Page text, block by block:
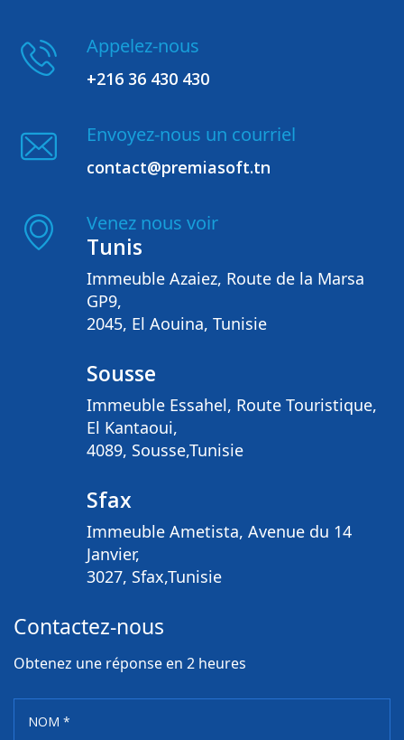
Appelez-nous
+216 36 430 430
Envoyez-nous un courriel
contact@premiasoft.tn
Venez nous voir
Tunis
Immeuble Azaiez, Route de la Marsa
GP9,
2045, El Aouina, Tunisie
Sousse
Immeuble Essahel, Route Touristique,
El Kantaoui,
4089, Sousse,Tunisie
Sfax
Immeuble Ametista, Avenue du 14
Janvier,
3027, Sfax,Tunisie
Contactez-nous
Obtenez une réponse en 2 heures